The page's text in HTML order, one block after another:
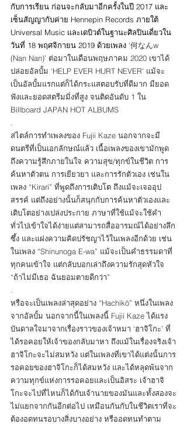
กับการเรียน ก่อนจะกลับมาอีกครั้งในปี 2017 และ
เซ็นสัญญากับค่าย Hennepin Records ภายใต้
Universal Music และเดบิวต์ในฐานะศิลปินเดี่ยวใน
วันที่ 18 พฤศจิกายน 2019 ด้วยเพลง ‘何なんw
(Nan Nan)’ ต่อมาในเดือนพฤษภาคม 2020 เขาได้
ปล่อยอัลบั้ม ‘HELP EVER HURT NEVER’ แม้จะ
เป็นอัลบั้มแรกแต่ก็ได้กระแสตอบรับที่ดีมาก มียอด
ฟังและยอดสตรีมมิ่งที่สูง จนติดอันดับ 1 ใน
Billboard JAPAN HOT ALBUMS
สไตล์การทำเพลงของ Fujii Kaze นอกจากจะมี
ดนตรีที่เป็นเอกลักษณ์แล้ว เนื้อเพลงของเขามักพูด
ถึงความรู้สึกภายในใจ ความสุข/ทุกข์ในชีวิต การ
ค้นหาตัวตน การเยียวยา และการรักตัวเอง เช่นใน
เพลง “Kirari” ที่พูดถึงการเติบโต ถึงแม้จะเจออุป
สรรค์ แต่ถึงอย่างนั้นก็สนุกกับการค้นหาตัวเองและ
เติบโตอย่างเปล่งประกาย ภาษาที่ใช้แม้จะใช้คำ
ทั่วไปเข้าใจได้ง่ายแต่สามารถสื่ออารมณ์ได้อย่างลึก
ซึ้ง และแฝงความคิดปรัชญาไว้ในเพลงอีกด้วย เช่น
ในเพลง “Shinunoga E-wa” แม้จะเป็นคำธรรมดาที่
ทุกคนเข้าใจ แต่กลับบอกเล่าถึงความรักสุดหัวใจ
“ถ้าไม่มีเธอ ฉันยอมตายดีกว่า”
หรือจะเป็นเพลงล่าสุดอย่าง “Hachikō” หนึ่งในเพลง
จากอัลบั้ม นอกจากนี้ในเพลงนี้ Fujii Kaze ได้แรง
บันดาลใจมาจากเรื่องราวของเจ้าหมา ‘ฮาจิโกะ’ ที่
ได้รอคอยให้เจ้าของกลับมาหา ถึงแม้ในเรื่องจริงเจ้า
ฮาจิโกะจะไม่สมหวัง แต่ในเพลงที่เขาได้แต่งนั้นการ
รอคอยของฮาจิโกะก็ได้สมหวัง และได้หลุดพ้นจาก
ความทุกข์แห่งการรอคอยและเป็นอิสระ เจ้าฮาจิ
โกะจะไปที่ไหนก็ได้กับเจ้านายของมันและทั้งสองจะ
ไม่แยกจากกันอีกต่อไป เหมือนกันกับในชีวิตเราที่จะ
ต้องอดทนรอบางสิ่งบางอย่าง หรืออดทนทำตาม